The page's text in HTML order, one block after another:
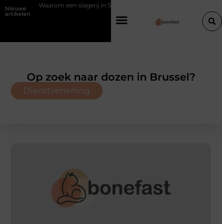
Nieuwe
artikelen
een slagerij in Schoten bouwt op vertrouwen en vakmanschap
Op zoek naar dozen in Brussel?
Dienstverlening